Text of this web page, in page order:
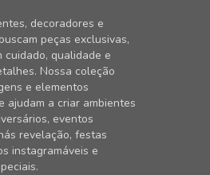
decoradores e
peças exclusivas,
cuidado, qualidade e
Nossa coleção
e elementos
ajudam a criar ambientes
eventos
revelação, festas
instagramáveis e